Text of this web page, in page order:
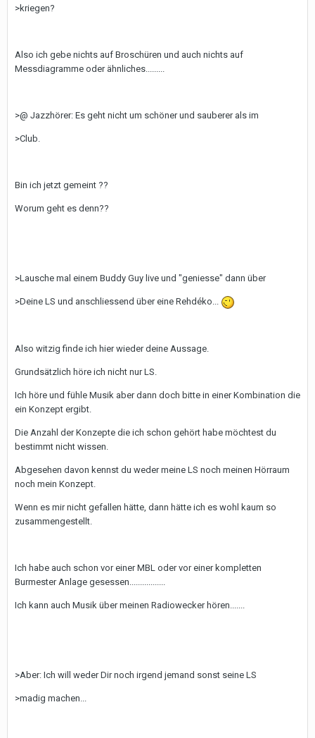
>kriegen?
Also ich gebe nichts auf Broschüren und auch nichts auf
Messdiagramme oder ähnliches.........
>@ Jazzhörer: Es geht nicht um schöner und sauberer als im
>Club.
Bin ich jetzt gemeint ??
Worum geht es denn??
>Lausche mal einem Buddy Guy live und "geniesse" dann über
>Deine LS und anschliessend über eine Rehdéko...
Also witzig finde ich hier wieder deine Aussage.
Grundsätzlich höre ich nicht nur LS.
Ich höre und fühle Musik aber dann doch bitte in einer Kombination die
ein Konzept ergibt.
Die Anzahl der Konzepte die ich schon gehört habe möchtest du
bestimmt nicht wissen.
Abgesehen davon kennst du weder meine LS noch meinen Hörraum
noch mein Konzept.
Wenn es mir nicht gefallen hätte, dann hätte ich es wohl kaum so
zusammengestellt.
Ich habe auch schon vor einer MBL oder vor einer kompletten
Burmester Anlage gesessen.................
Ich kann auch Musik über meinen Radiowecker hören.......
>Aber: Ich will weder Dir noch irgend jemand sonst seine LS
>madig machen...